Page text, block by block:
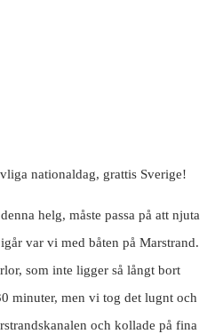
nationaldag, grattis Sverige!
helg, måste passa på att njuta
var vi med båten på Marstrand.
som inte ligger så långt bort
minuter, men vi tog det lugnt och
och kollade på fina